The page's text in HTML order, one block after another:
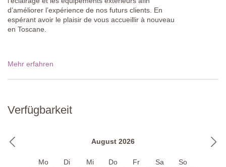
d’améliorer l’expérience de nos futurs clients. En
espérant avoir le plaisir de vous accueillir à nouveau
en Toscane.
Mehr erfahren
Verfügbarkeit
August 2026
Mo Di Mi Do Fr Sa So